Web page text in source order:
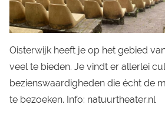
Oisterwijk heeft je op het gebied
veel te bieden. Je vindt er allerlei
bezienswaardigheden die écht de
te bezoeken. Info: natuurtheater.nl